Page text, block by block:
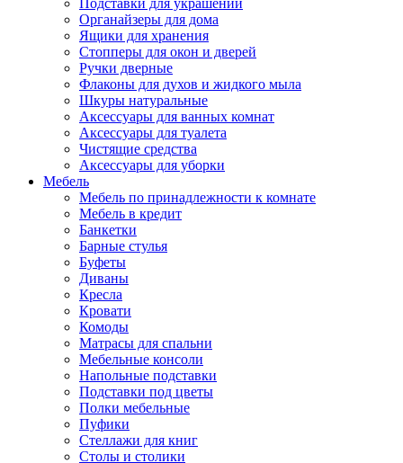
Подставки для украшений
Органайзеры для дома
Ящики для хранения
Стопперы для окон и дверей
Ручки дверные
Флаконы для духов и жидкого мыла
Шкуры натуральные
Аксессуары для ванных комнат
Аксессуары для туалета
Чистящие средства
Аксессуары для уборки
Мебель
Мебель по принадлежности к комнате
Мебель в кредит
Банкетки
Барные стулья
Буфеты
Диваны
Кресла
Кровати
Комоды
Матрасы для спальни
Мебельные консоли
Напольные подставки
Подставки под цветы
Полки мебельные
Пуфики
Стеллажи для книг
Столы и столики